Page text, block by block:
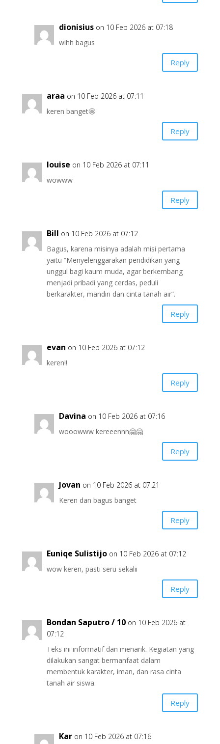
dionisius on 10 Feb 2026 at 07:18
wihh bagus
Reply
araa on 10 Feb 2026 at 07:11
keren banget🤩
Reply
louise on 10 Feb 2026 at 07:11
wowww
Reply
Bill on 10 Feb 2026 at 07:12
Bagus, karena misinya adalah misi pertama
yaitu “Menyelenggarakan pendidikan yang
unggul bagi kaum muda, agar berkembang
menjadi pribadi yang cerdas, peduli
berkarakter, mandiri dan cinta tanah air”.
Reply
evan on 10 Feb 2026 at 07:12
keren!!
Reply
Davina on 10 Feb 2026 at 07:16
wooowww kereeennn🤗🤗
Reply
Jovan on 10 Feb 2026 at 07:21
Keren dan bagus banget
Reply
Euniqe Sulistijo on 10 Feb 2026 at 07:12
wow keren, pasti seru sekalii
Reply
Bondan Saputro / 10 on 10 Feb 2026 at
07:12
Teks ini informatif dan menarik. Kegiatan yang
dilakukan sangat bermanfaat dalam
membentuk karakter, iman, dan rasa cinta
tanah air siswa.
Reply
Kar on 10 Feb 2026 at 07:16